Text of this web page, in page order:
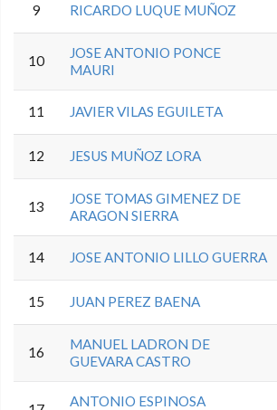
9 RICARDO LUQUE MUÑOZ
10
JOSE ANTONIO PONCE
MAURI
11 JAVIER VILAS EGUILETA
12 JESUS MUÑOZ LORA
13
JOSE TOMAS GIMENEZ DE
ARAGON SIERRA
14 JOSE ANTONIO LILLO GUERRA
15 JUAN PEREZ BAENA
16
MANUEL LADRON DE
GUEVARA CASTRO
ANTONIO ESPINOSA